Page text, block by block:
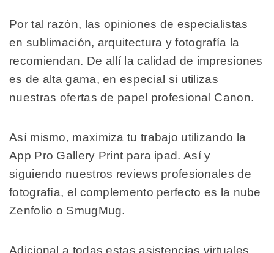
Por tal razón, las opiniones de especialistas
en sublimación, arquitectura y fotografía la
recomiendan. De allí la calidad de impresiones
es de alta gama, en especial si utilizas
nuestras ofertas de papel profesional Canon.
Así mismo, maximiza tu trabajo utilizando la
App Pro Gallery Print para ipad. Así y
siguiendo nuestros reviews profesionales de
fotografía, el complemento perfecto es la nube
Zenfolio o SmugMug.
Adicional a todas estas asistencias virtuales,